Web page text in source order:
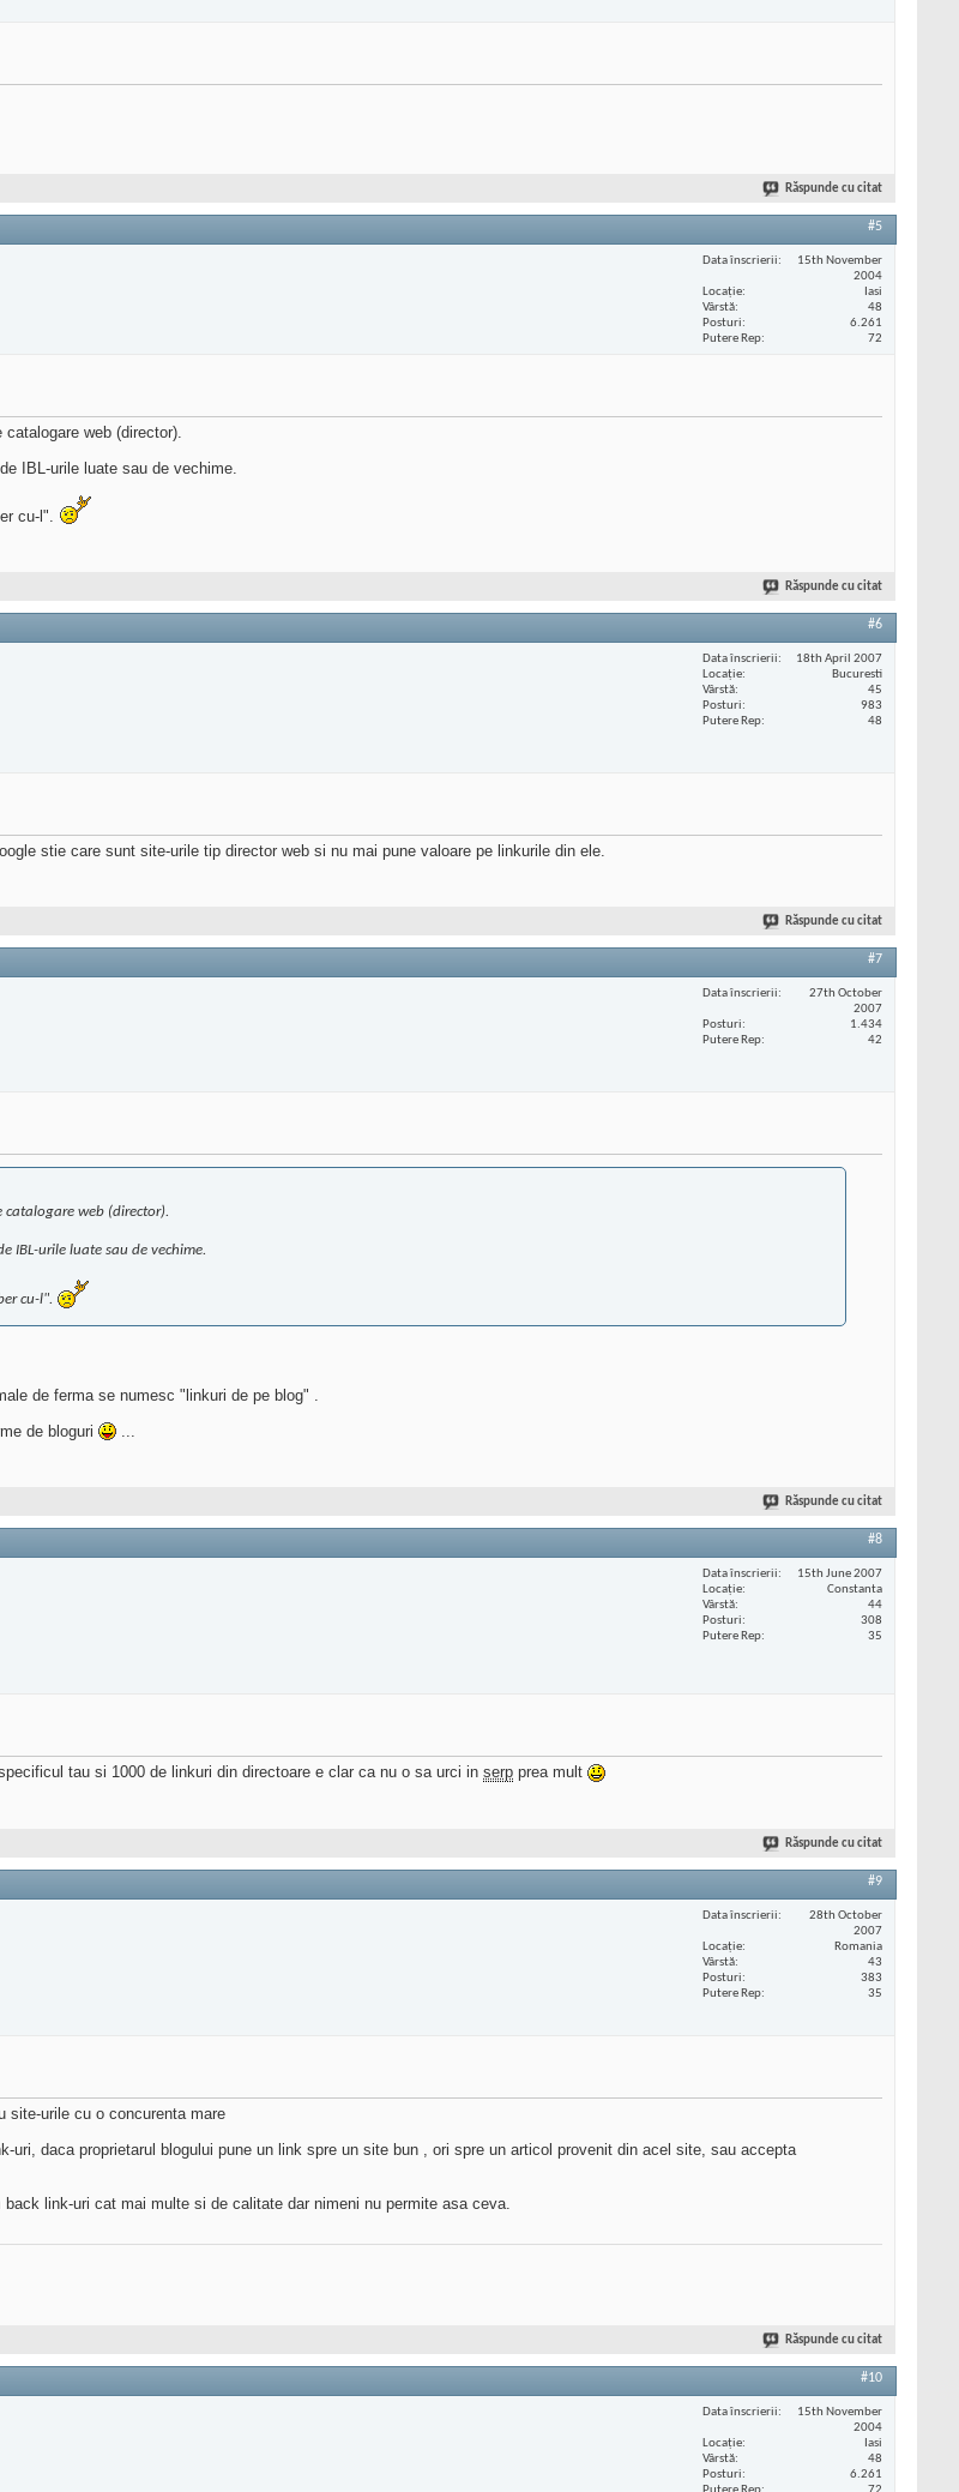
Răspunde cu citat
#5
Data înscrierii
15th November
2004
Locaţie
Iasi
Vârstă
48
Posturi
6.261
Putere Rep
72
web (director).
IBL-urile luate sau de vechime.
cu-l".
Răspunde cu citat
#6
Data înscrierii
18th April 2007
Locaţie
Bucuresti
Vârstă
45
Posturi
983
Putere Rep
48
stie care sunt site-urile tip director web si nu mai pune valoare pe linkurile din ele.
Răspunde cu citat
#7
Data înscrierii
27th October
2007
Posturi
1.434
Putere Rep
42
web (director).
IBL-urile luate sau de vechime.
cu-l".
de ferma se numesc "linkuri de pe blog" .
de bloguri
...
Răspunde cu citat
#8
Data înscrierii
15th June 2007
Locaţie
Constanta
Vârstă
44
Posturi
308
Putere Rep
35
tau si 1000 de linkuri din directoare e clar ca nu o sa urci in serp prea mult
Răspunde cu citat
#9
Data înscrierii
28th October
2007
Locaţie
Romania
Vârstă
43
Posturi
383
Putere Rep
35
site-urile cu o concurenta mare
daca proprietarul blogului pune un link spre un site bun , ori spre un articol provenit din acel site, sau accepta
link-uri cat mai multe si de calitate dar nimeni nu permite asa ceva.
Răspunde cu citat
#10
Data înscrierii
15th November
2004
Locaţie
Iasi
Vârstă
48
Posturi
6.261